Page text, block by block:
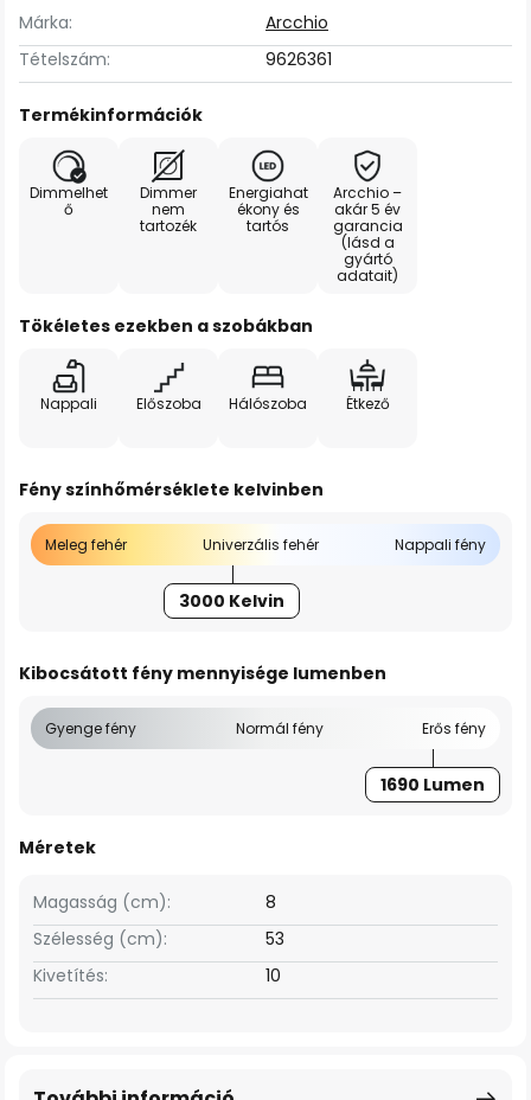
Márka:
Arcchio
Tételszám:
9626361
Termékinformációk
Dimmelhet
ő
Dimmer
nem
tartozék
Energiahat
ékony és
tartós
Arcchio –
akár 5 év
garancia
(lásd a
gyártó
adatait)
Tökéletes ezekben a szobákban
Nappali Előszoba Hálószoba Étkező
Fény színhőmérséklete kelvinben
Meleg fehér Univerzális fehér Nappali fény
3000 Kelvin
Kibocsátott fény mennyisége lumenben
Gyenge fény Normál fény Erős fény
1690 Lumen
Méretek
Szélesség (cm): 53
Magasság (cm): 8
Kivetítés: 10